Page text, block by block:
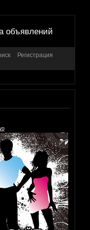
объявлений
Регистрация